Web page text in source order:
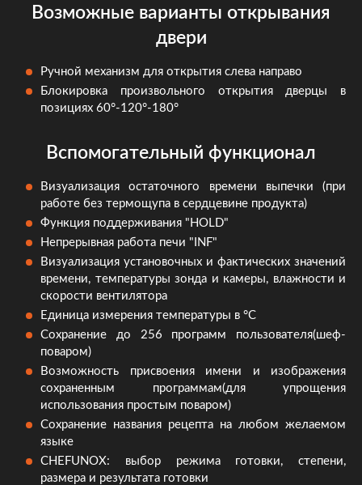
Возможные варианты открывания
двери
Ручной механизм для открытия слева направо
Блокировка произвольного открытия дверцы в
позициях 60°-120°-180°
Вспомогательный функционал
Визуализация остаточного времени выпечки (при
работе без термощупа в сердцевине продукта)
Функция поддерживания "HOLD"
Непрерывная работа печи "INF"
Визуализация установочных и фактических значений
времени, температуры зонда и камеры, влажности и
скорости вентилятора
Единица измерения температуры в °C
Сохранение до 256 программ пользователя(шеф-
поваром)
Возможность присвоения имени и изображения
сохраненным программам(для упрощения
использования простым поваром)
Сохранение названия рецепта на любом желаемом
языке
CHEFUNOX: выбор режима готовки, степени,
размера и результата готовки